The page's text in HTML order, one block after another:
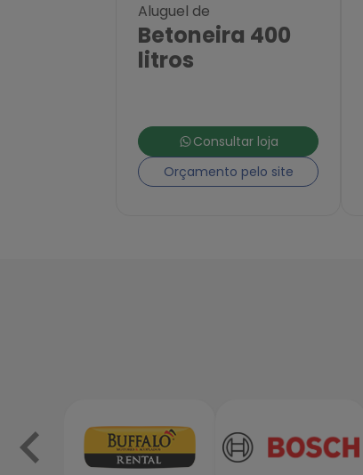
Aluguel de
Betoneira 400
litros
Consultar loja
Orçamento pelo site